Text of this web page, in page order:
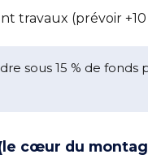
travaux (prévoir +10
sous 15 % de
cœur du